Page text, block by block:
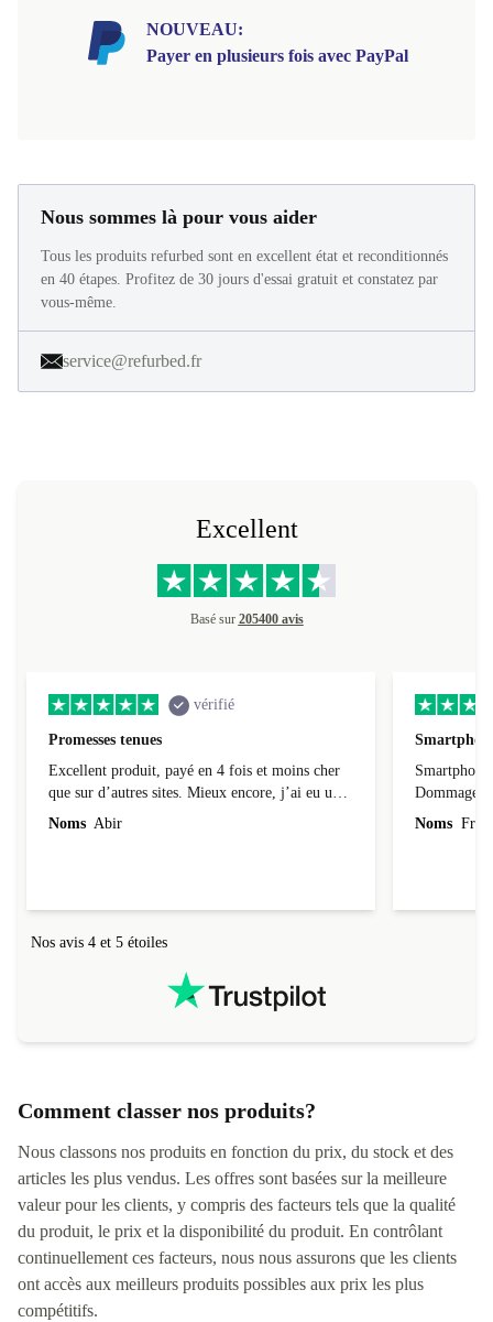
NOUVEAU:
Payer en plusieurs fois avec PayPal
Nous sommes là pour vous aider
Tous les produits refurbed sont en excellent état et reconditionnés
en 40 étapes. Profitez de 30 jours d'essai gratuit et constatez par
vous-même.
service@refurbed.fr
Excellent
Basé sur 205400 avis
vérifié
Promesses tenues
Excellent produit, payé en 4 fois et moins cher
que sur d’autres sites. Mieux encore, j’ai eu une
version plus récente que celle que j’avais
Noms Abir
Dommage
d’origine et
Noms
Nos avis 4 et 5 étoiles
Comment classer nos produits?
Nous classons nos produits en fonction du prix, du stock et des
articles les plus vendus. Les offres sont basées sur la meilleure
valeur pour les clients, y compris des facteurs tels que la qualité
du produit, le prix et la disponibilité du produit. En contrôlant
continuellement ces facteurs, nous nous assurons que les clients
ont accès aux meilleurs produits possibles aux prix les plus
compétitifs.